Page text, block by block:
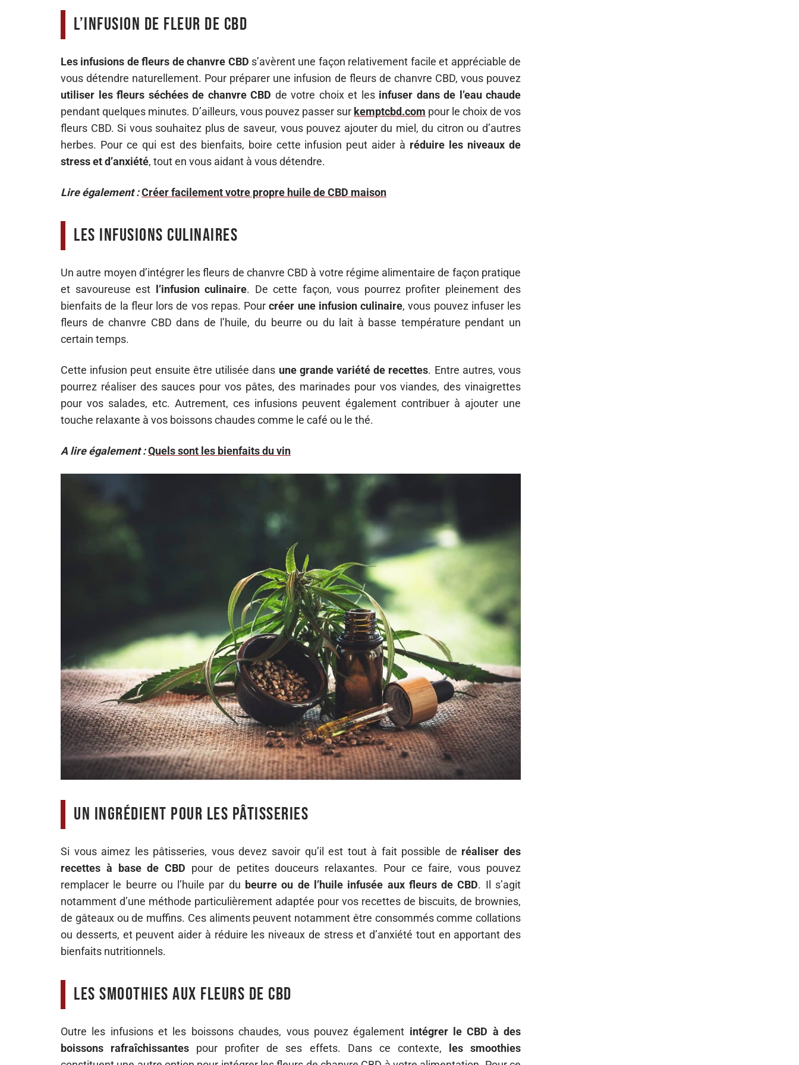
L’infusion de fleur de CBD
Les infusions de fleurs de chanvre CBD s’avèrent une façon relativement facile et appréciable de
vous détendre naturellement. Pour préparer une infusion de fleurs de chanvre CBD, vous pouvez
utiliser les fleurs séchées de chanvre CBD de votre choix et les infuser dans de l’eau chaude
pendant quelques minutes. D’ailleurs, vous pouvez passer sur kemptcbd.com pour le choix de vos
fleurs CBD. Si vous souhaitez plus de saveur, vous pouvez ajouter du miel, du citron ou d’autres
herbes. Pour ce qui est des bienfaits, boire cette infusion peut aider à réduire les niveaux de
stress et d’anxiété, tout en vous aidant à vous détendre.
Lire également :Créer facilement votre propre huile de CBD maison
Les infusions culinaires
Un autre moyen d’intégrer les fleurs de chanvre CBD à votre régime alimentaire de façon pratique
et savoureuse est
l’infusion culinaire. De cette façon, vous pourrez profiter pleinement des
bienfaits de la fleur lors de vos repas. Pourcréer une infusion culinaire, vous pouvez infuser les
fleurs de chanvre CBD dans de l’huile, du beurre ou du lait à basse température pendant un
certain temps.
Cette infusion peut ensuite être utilisée dans une grande variété de recettes. Entre autres, vous
pourrez réaliser des sauces pour vos pâtes, des marinades pour vos viandes, des vinaigrettes
pour vos salades, etc. Autrement, ces infusions peuvent également contribuer à ajouter une
touche relaxante à vos boissons chaudes comme le café ou le thé.
A lire également :Quels sont les bienfaits du vin
Un ingrédient pour les pâtisseries
Si vous aimez les pâtisseries, vous devez savoir qu’il est tout à fait possible de réaliser des
recettes à base de CBD pour de petites douceurs relaxantes. Pour ce faire, vous pouvez
remplacer le beurre ou l’huile par du beurre ou de l’huile infusée aux fleurs de CBD. Il s’agit
notamment d’une méthode particulièrement adaptée pour vos recettes de biscuits, de brownies,
de gâteaux ou de muffins. Ces aliments peuvent notamment être consommés comme collations
ou desserts, et peuvent aider à réduire les niveaux de stress et d’anxiété tout en apportant des
bienfaits nutritionnels.
Les smoothies aux fleurs de CBD
Outre les infusions et les boissons chaudes, vous pouvez également intégrer le CBD à des
boissons rafraîchissantes pour profiter de ses effets. Dans ce contexte,
les smoothies